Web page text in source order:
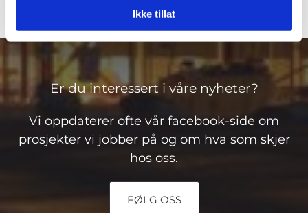
Ikke tillat
Er du interessert i våre nyheter?
Vi oppdaterer ofte vår facebook-side om
prosjekter vi jobber på og om hva som skjer
hos oss.
FØLG OSS